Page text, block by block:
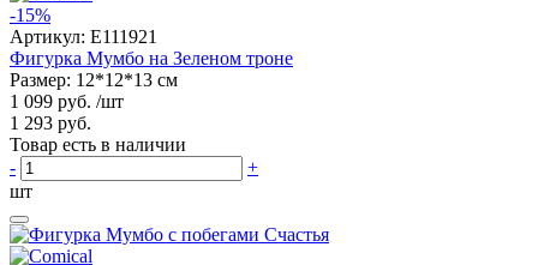
-15%
Артикул: E111921
Фигурка Мумбо на Зеленом троне
Размер: 12*12*13 см
1 099 руб. /шт
1 293 руб.
Товар есть в наличии
-
+
шт